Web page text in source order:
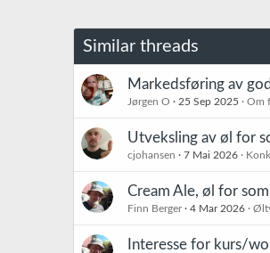
Similar threads
Markedsføring av
Jørgen O 25 Sep 2025 Om
Utveksling av øl for
cjohansen 7 Mai 2026
Cream Ale, øl for
Finn Berger 4 Mar 2026
Interesse for kurs/